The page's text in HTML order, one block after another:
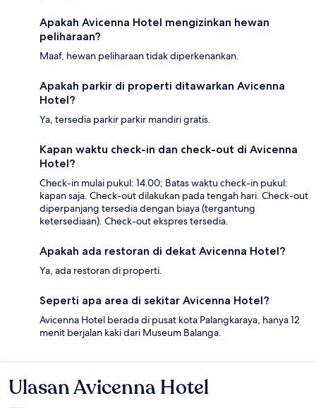
Apakah Avicenna Hotel mengizinkan hewan
peliharaan?
Maaf, hewan peliharaan tidak diperkenankan.
Apakah parkir di properti ditawarkan Avicenna
Hotel?
Ya, tersedia parkir parkir mandiri gratis.
Kapan waktu check-in dan check-out di Avicenna
Hotel?
Check-in mulai pukul: 14.00; Batas waktu check-in pukul:
kapan saja. Check-out dilakukan pada tengah hari. Check-out
diperpanjang tersedia dengan biaya (tergantung
ketersediaan). Check-out ekspres tersedia.
Apakah ada restoran di dekat Avicenna Hotel?
Ya, ada restoran di properti.
Seperti apa area di sekitar Avicenna Hotel?
Avicenna Hotel berada di pusat kota Palangkaraya, hanya 12
menit berjalan kaki dari Museum Balanga.
Ulasan
Ulasan Avicenna Hotel